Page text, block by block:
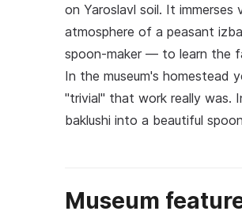
on Yaroslavl soil. It
atmosphere of a peasant
spoon-maker — to learn the
In the museum's homestead
"trivial" that work really was.
baklushi into a beautiful
Museum